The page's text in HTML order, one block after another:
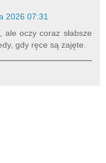
2026 07:31
ale oczy coraz słabsze
gdy ręce są zajęte.